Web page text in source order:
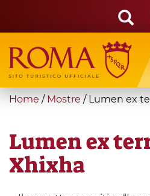
main
content
Search
form
Búsqueda
You
here
Home / Mostre / Lumen ex
Lumen ex
Xhixha